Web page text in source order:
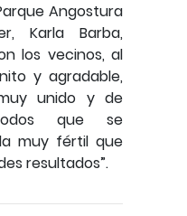
Angostura
Karla Barba,
los vecinos, al
y agradable,
unido y de
que se
muy fértil que
resultados”.